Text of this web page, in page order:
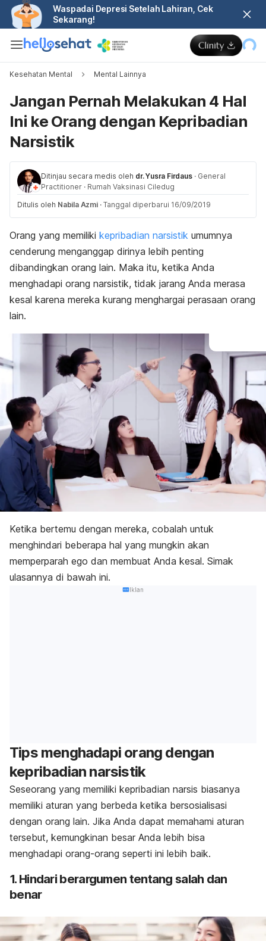
Waspadai Depresi Setelah Lahiran, Cek
Sekarang!
Kesehatan Mental Mental Lainnya
Jangan Pernah Melakukan 4 Hal
Ini ke Orang dengan Kepribadian
Narsistik
Ditinjau secara medis oleh dr. Yusra Firdaus · General
Practitioner · Rumah Vaksinasi Ciledug
Ditulis oleh Nabila Azmi · Tanggal diperbarui 16/09/2019
Orang yang memiliki kepribadian narsistik umumnya
cenderung menganggap dirinya lebih penting
dibandingkan orang lain. Maka itu, ketika Anda
menghadapi orang narsistik, tidak jarang Anda merasa
kesal karena mereka kurang menghargai perasaan orang
lain.
Ketika bertemu dengan mereka, cobalah untuk
menghindari beberapa hal yang mungkin akan
memperparah ego dan membuat Anda kesal. Simak
ulasannya di bawah ini.
Iklan
Tips menghadapi orang dengan
kepribadian narsistik
Seseorang yang memiliki kepribadian narsis biasanya
memiliki aturan yang berbeda ketika bersosialisasi
dengan orang lain. Jika Anda dapat memahami aturan
tersebut, kemungkinan besar Anda lebih bisa
menghadapi orang-orang seperti ini lebih baik.
1. Hindari berargumen tentang salah dan
benar